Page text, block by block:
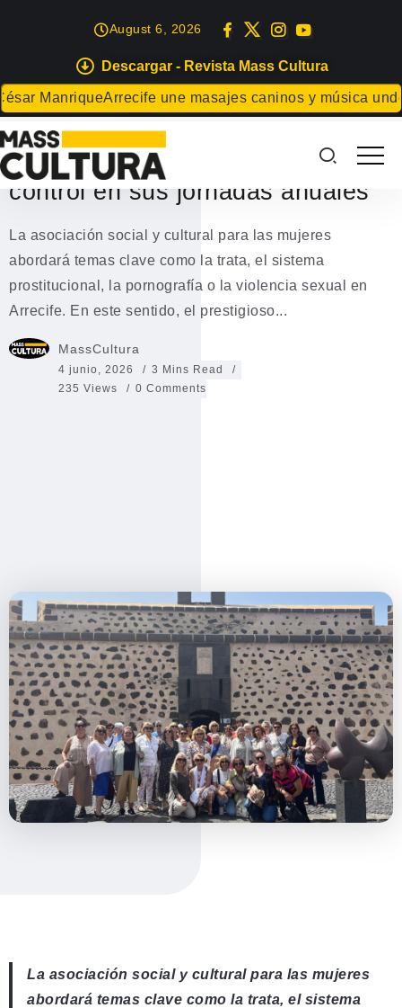
Descargar - Revista Mass Cultura
Arrecife une masajes caninos y música
August 6, 2026
CHARLAS LETRAS
Mararía analiza el cuerpo
femenino como territorio de
control en sus jornadas anuales
La asociación social y cultural para las mujeres
abordará temas clave como la trata, el sistema
prostitucional, la pornografía o la violencia sexual en
Arrecife. En este sentido, el prestigioso...
MassCultura
4 junio, 2026
3 Mins Read
235 Views
0 Comments
La asociación social y cultural para las mujeres
abordará temas clave como la trata, el sistema